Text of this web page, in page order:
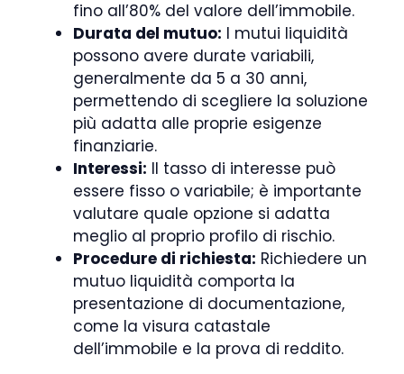
fino all’80% del valore dell’immobile.
Durata del mutuo: I mutui liquidità
possono avere durate variabili,
generalmente da 5 a 30 anni,
permettendo di scegliere la soluzione
più adatta alle proprie esigenze
finanziarie.
Interessi: Il tasso di interesse può
essere fisso o variabile; è importante
valutare quale opzione si adatta
meglio al proprio profilo di rischio.
Procedure di richiesta: Richiedere un
mutuo liquidità comporta la
presentazione di documentazione,
come la visura catastale
dell’immobile e la prova di reddito.